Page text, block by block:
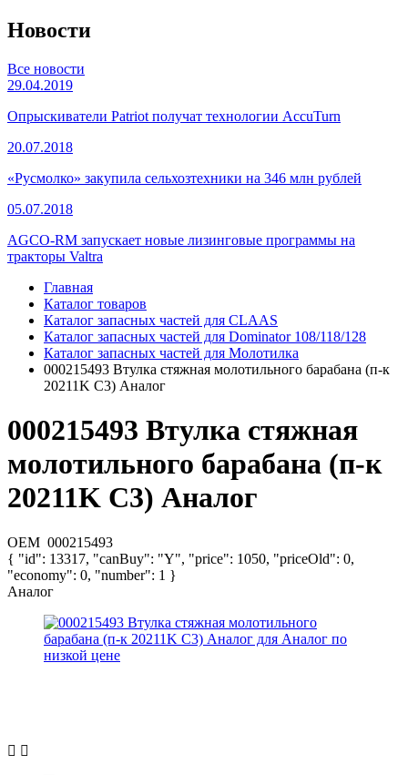
Новости
Все новости
29.04.2019
Опрыскиватели Patriot получат технологии AccuTurn
20.07.2018
«Русмолко» закупила сельхозтехники на 346 млн рублей
05.07.2018
AGCO-RM запускает новые лизинговые программы на
тракторы Valtra
Главная
Каталог товаров
Каталог запасных частей для CLAAS
Каталог запасных частей для Dominator 108/118/128
Каталог запасных частей для Молотилка
000215493 Втулка стяжная молотильного барабана (п-к
20211K C3) Аналог
000215493 Втулка стяжная
молотильного барабана (п-к
20211K C3) Аналог
OEM 000215493
{ "id": 13317, "canBuy": "Y", "price": 1050, "priceOld": 0,
"economy": 0, "number": 1 }
Аналог